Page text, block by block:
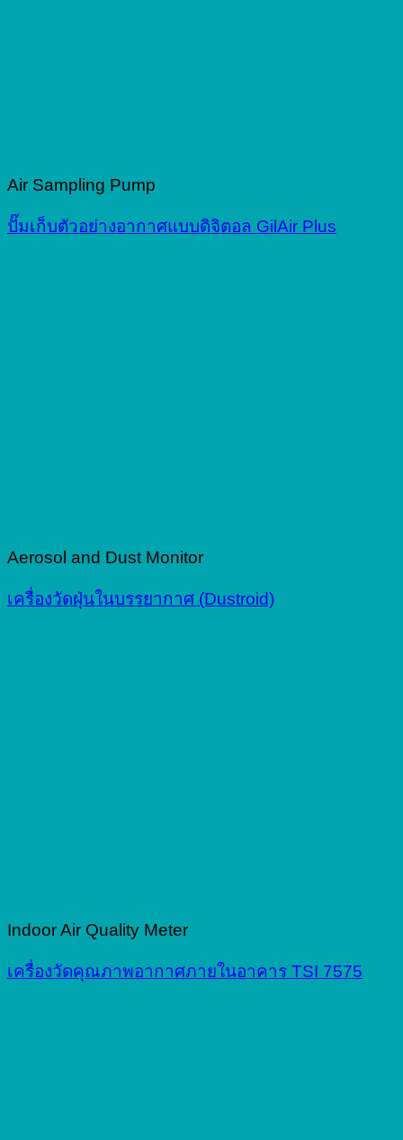
Air Sampling Pump
ปั๊มเก็บตัวอย่างอากาศแบบดิจิตอล GilAir Plus
Aerosol and Dust Monitor
เครื่องวัดฝุ่นในบรรยากาศ (Dustroid)
Indoor Air Quality Meter
เครื่องวัดคุณภาพอากาศภายในอาคาร TSI 7575